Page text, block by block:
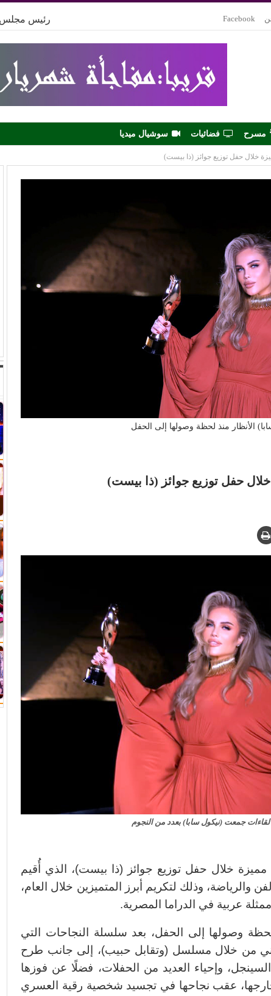
Facebook رئيس مجلس
مسرح فضائيات سوشيال ميديا
خلال حفل توزيع جوائز (ذا بيست)
الأنظار منذ لحظة وصولها إلى الحفل
خلال حفل توزيع جوائز (ذا بيست)
جمعت (نيكول سابا) بعدد من النجوم
مميزة خلال حفل توزيع جوائز (ذا بيست)، الذي أُقيم
والرياضة، وذلك لتكريم أبرز المتميزين خلال العام،
عربية في الدراما المصرية.
وصولها إلى الحفل، بعد سلسلة النجاحات التي
من خلال مسلسل (وتقابل حبيب)، إلى جانب طرح
وإحياء العديد من الحفلات، فضلًا عن فوزها
عقب نجاحها في تجسيد شخصية رقية العسري
أحمد الغريب يكتب: الإعلام الخاص يفضح اختراق
(إسرائيل) للمؤسسات الدولية